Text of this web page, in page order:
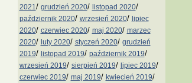
2021 / grudzień 2020/ listopad 2020/
październik 2020/ wrzesień 2020/ lipiec
2020/ czerwiec 2020/ maj 2020/ marzec
2020/ luty 2020/ styczeń 2020/ grudzień
2019/ listopad 2019/ październik 2019/
wrzesień 2019/ sierpień 2019/ lipiec 2019/
czerwiec 2019/ maj 2019/ kwiecień 2019/